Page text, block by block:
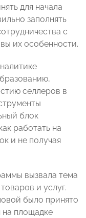
для начала
заполнять
с
их особенности.
селлеров в
блок
работать на
и не получая
вызвала тема
и услуг.
было принято
на площадке